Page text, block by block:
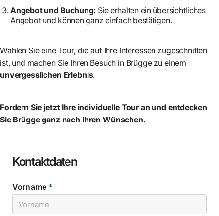
Angebot und Buchung: Sie erhalten ein übersichtliches
Angebot und können ganz einfach bestätigen.
Wählen Sie eine Tour, die auf Ihre Interessen zugeschnitten
ist, und machen Sie Ihren Besuch in Brügge zu einem
unvergesslichen Erlebnis.
Fordern Sie jetzt Ihre individuelle Tour an und entdecken
Sie Brügge ganz nach Ihren Wünschen.
Kontaktdaten
Vorname *